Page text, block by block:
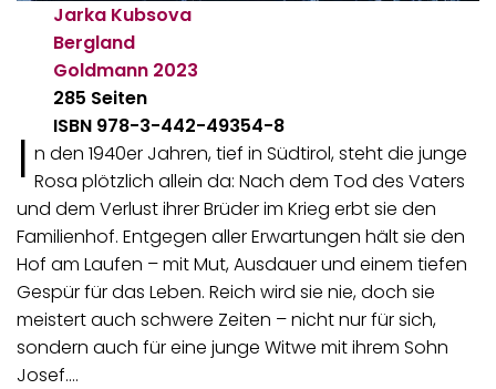
Jarka Kubsova
Bergland
Goldmann 2023
285 Seiten
ISBN 978-3-442-49354-8
I n den 1940er Jahren, tief in Südtirol, steht die junge
Rosa plötzlich allein da: Nach dem Tod des Vaters
und dem Verlust ihrer Brüder im Krieg erbt sie den
Familienhof. Entgegen aller Erwartungen hält sie den
Hof am Laufen – mit Mut, Ausdauer und einem tiefen
Gespür für das Leben. Reich wird sie nie, doch sie
meistert auch schwere Zeiten – nicht nur für sich,
sondern auch für eine junge Witwe mit ihrem Sohn
Josef.…